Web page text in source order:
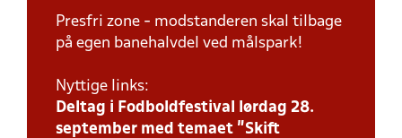
Presfri zone - modstanderen skal tilbage
på egen banehalvdel ved målspark!
Nyttige links:
Deltag i Fodboldfestival lørdag 28.
september med temaet ”Skift